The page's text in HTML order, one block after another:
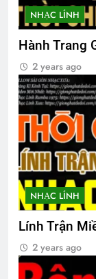
NHẠC LÍNH
Hành Trang
2 years ago
NHẠC LÍNH
Lính Trận
2 years ago